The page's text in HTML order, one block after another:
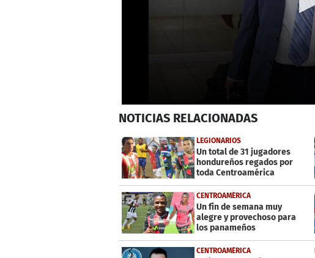
seconds
32
secondsVolume
0%
NOTICIAS RELACIONADAS
LEGIONARIOS
Un total de 31 jugadores
hondureños regados por
toda Centroamérica
CENTROAMÉRICA
Un fin de semana muy
alegre y provechoso para
los panameños
CENTROAMÉRICA